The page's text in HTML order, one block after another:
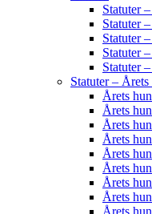
Statuter
Statuter
Statuter
Statuter
Statuter
Statuter –
Årets
Årets
Årets
Årets
Årets
Årets
Årets
Årets
Årets